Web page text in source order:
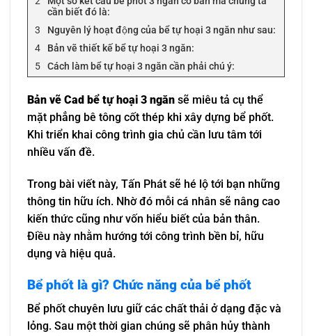
cần biết đó là:
Nguyên lý hoạt động của bể tự hoại 3 ngăn như sau:
Bản vẽ thiết kế bể tự hoại 3 ngăn:
Cách làm bể tự hoại 3 ngăn cần phải chú ý:
Đối với bể tự hoại xây bằng gạch:
Đối với bể tự hoại bằng bê tông cốt thép đúc sẵn
toàn khối:
Các ống dẫn nước vào, ra và giữa các ngăn:
VIDEO quy trình thiết kế tới hoàn thiện bể tự hoại 3
ngăn ở một gia đình hà nội
Thiết kế lên mô hình bể tự hoại 3 ngăn
2. Lên tính toán chi phí bể phốt 3 ngăn
3. Thi công thực tế bể phốt 3 ngăn
Bản vẽ Cad bể tự hoại 3 ngăn sẽ miêu tả cụ thể
mặt phẳng bê tông cốt thép khi xây dựng bể phốt.
Khi triển khai công trình gia chủ cần lưu tâm tới
nhiều vấn đề.
Trong bài viết này, Tấn Phát sẽ hé lộ tới bạn những
thông tin hữu ích. Nhờ đó mỗi cá nhân sẽ nâng cao
kiến thức cũng như vốn hiểu biết của bản thân.
Điều này nhằm hướng tới công trình bền bỉ, hữu
dụng và hiệu quả.
Bể phốt là gì? Chức năng của bể phốt
Bể phốt chuyên lưu giữ các chất thải ở dạng đặc và
lỏng. Sau một thời gian chúng sẽ phân hủy thành